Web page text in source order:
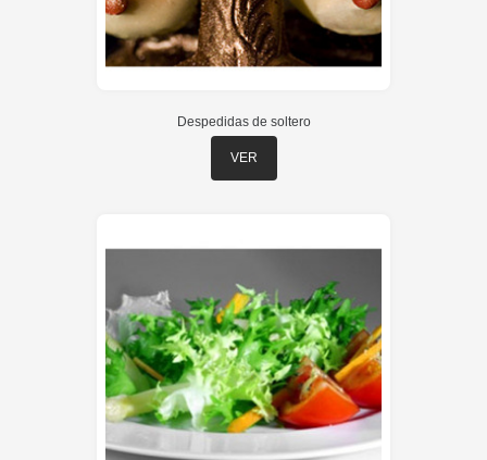
Despedidas de soltero
VER